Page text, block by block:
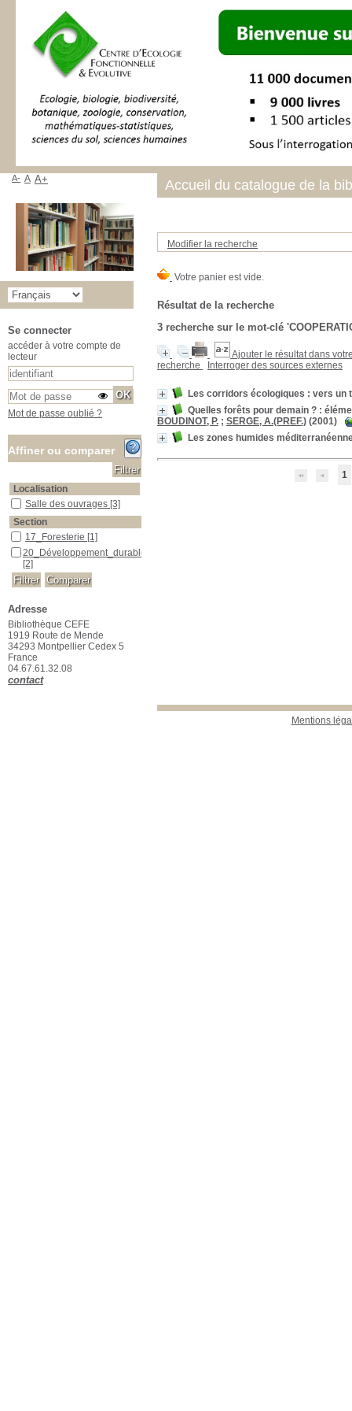
Modifier la recherche
Résultat de la recherche
3 recherche sur le mot-clé
Ajouter le résultat dans
recherche
Interroger des sources externes
Les corridors écologiques : vers un
Quelles forêts pour demain ? :
BOUDINOT, P. ; SERGE, A.(PREF.) (2001)
Les zones humides
1
Mentions
Accueil du catalogue de la
A- A A+
Se connecter
accéder à votre compte de
lecteur
Mot de passe oublié ?
Affiner ou comparer
Localisation
Salle des ouvrages
Salle des ouvrages [3]
Section
17_Foresterie
17_Foresterie [1]
20_Développement_durable
20_Développement_durable
[2]
Adresse
Bibliothèque CEFE
1919 Route de Mende
34293 Montpellier Cedex 5
France
04.67.61.32.08
contact